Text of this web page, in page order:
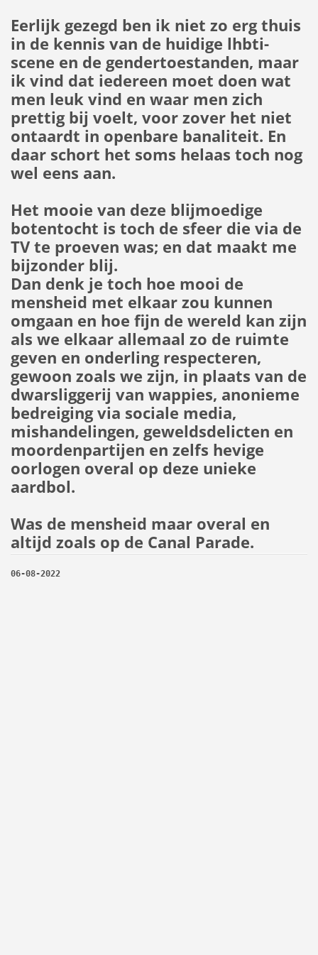
Eerlijk gezegd ben ik niet zo erg thuis
in de kennis van de huidige lhbti-
scene en de gendertoestanden, maar
ik vind dat iedereen moet doen wat
men leuk vind en waar men zich
prettig bij voelt, voor zover het niet
ontaardt in openbare banaliteit. En
daar schort het soms helaas toch nog
wel eens aan.
Het mooie van deze blijmoedige
botentocht is toch de sfeer die via de
TV te proeven was; en dat maakt me
bijzonder blij.
Dan denk je toch hoe mooi de
mensheid met elkaar zou kunnen
omgaan en hoe fijn de wereld kan zijn
als we elkaar allemaal zo de ruimte
geven en onderling respecteren,
gewoon zoals we zijn, in plaats van de
dwarsliggerij van wappies, anonieme
bedreiging via sociale media,
mishandelingen, geweldsdelicten en
moordenpartijen en zelfs hevige
oorlogen overal op deze unieke
aardbol.
Was de mensheid maar overal en
altijd zoals op de Canal Parade.
06-08-2022